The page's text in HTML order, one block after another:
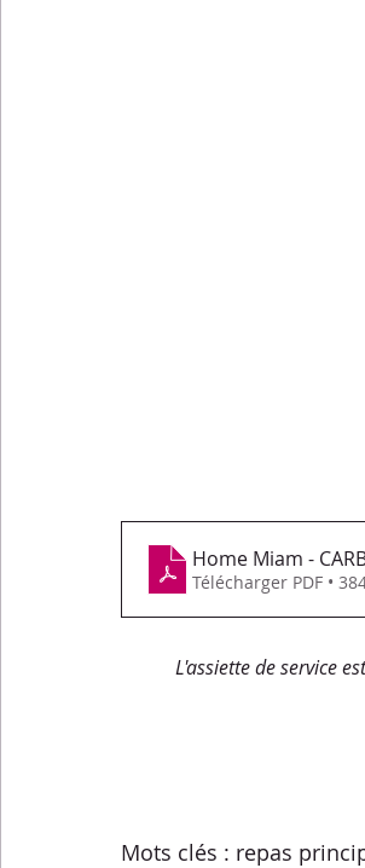
Home Miam -
Télécharger PDF •
L'assiette de service
Mots clés : repas